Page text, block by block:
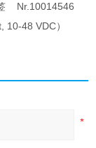
Nr.10014546
10-48 VDC）